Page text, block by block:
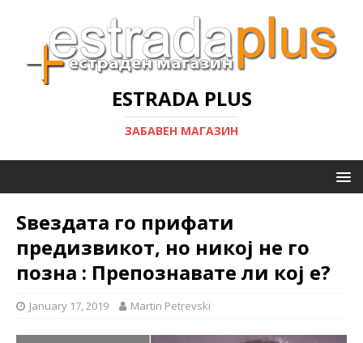
ESTRADA PLUS
ЗАБАВЕН МАГАЗИН
Ѕвездата го прифати
предизвикот, но никој не го
позна : Препознавате ли кој e?
January 17, 2019 Martin Petrevski